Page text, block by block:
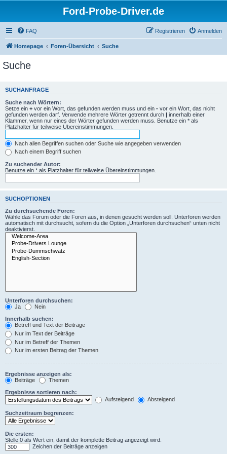
Ford-Probe-Driver.de
FAQ Anmelden
Registrieren
Homepage Foren-Übersicht Suche
Suche
SUCHANFRAGE
Suche nach Wörtern:
Setze ein + vor ein Wort, das gefunden werden muss und ein - vor ein Wort, das nicht
gefunden werden darf. Verwende mehrere Wörter getrennt durch | innerhalb einer
Klammer, wenn nur eines der Wörter gefunden werden muss. Benutze ein * als
Platzhalter für teilweise Übereinstimmungen.
Nach allen Begriffen suchen oder Suche wie angegeben verwenden
Nach einem Begriff suchen
Zu suchender Autor:
Benutze ein * als Platzhalter für teilweise Übereinstimmungen.
SUCHOPTIONEN
Zu durchsuchende Foren:
Wähle das Forum oder die Foren aus, in denen gesucht werden soll. Unterforen werden
automatisch mit durchsucht, sofern du die Option „Unterforen durchsuchen“ unten nicht
deaktivierst.
Unterforen durchsuchen:
Ja
Nein
Innerhalb suchen:
Betreff und Text der Beiträge
Nur im Text der Beiträge
Nur im Betreff der Themen
Nur im ersten Beitrag der Themen
Ergebnisse anzeigen als:
Beiträge
Themen
Ergebnisse sortieren nach:
Aufsteigend
Absteigend
Suchzeitraum begrenzen:
Die ersten:
Stelle 0 als Wert ein, damit der komplette Beitrag angezeigt wird.
Zeichen der Beiträge anzeigen